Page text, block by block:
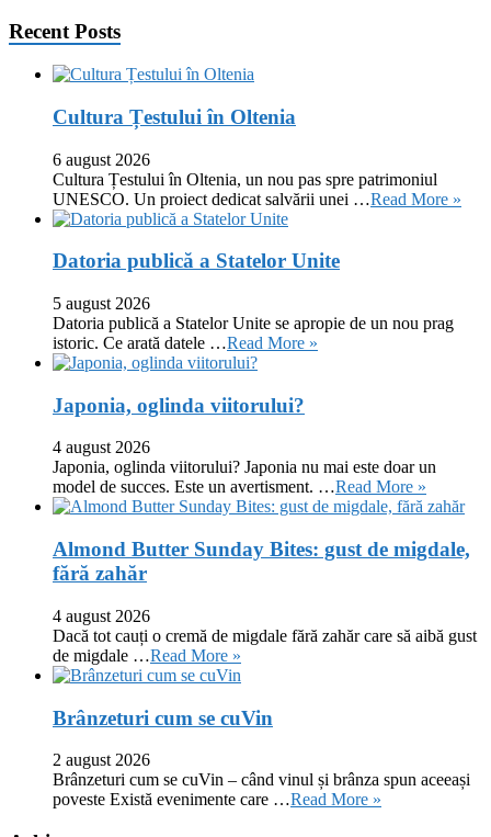
Recent Posts
Cultura Țestului în Oltenia
6 august 2026
Cultura Țestului în Oltenia, un nou pas spre patrimoniul
UNESCO. Un proiect dedicat salvării unei …Read More »
Datoria publică a Statelor Unite
5 august 2026
Datoria publică a Statelor Unite se apropie de un nou prag
istoric. Ce arată datele …Read More »
Japonia, oglinda viitorului?
4 august 2026
Japonia, oglinda viitorului? Japonia nu mai este doar un
model de succes. Este un avertisment. …Read More »
Almond Butter Sunday Bites: gust de migdale,
fără zahăr
4 august 2026
Dacă tot cauți o cremă de migdale fără zahăr care să aibă gust
de migdale …Read More »
Brânzeturi cum se cuVin
2 august 2026
Brânzeturi cum se cuVin – când vinul și brânza spun aceeași
poveste Există evenimente care …Read More »